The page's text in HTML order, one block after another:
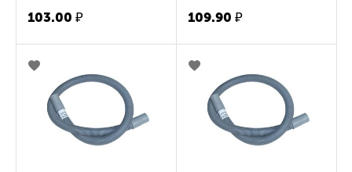
103.00 ₽ 109.90 ₽